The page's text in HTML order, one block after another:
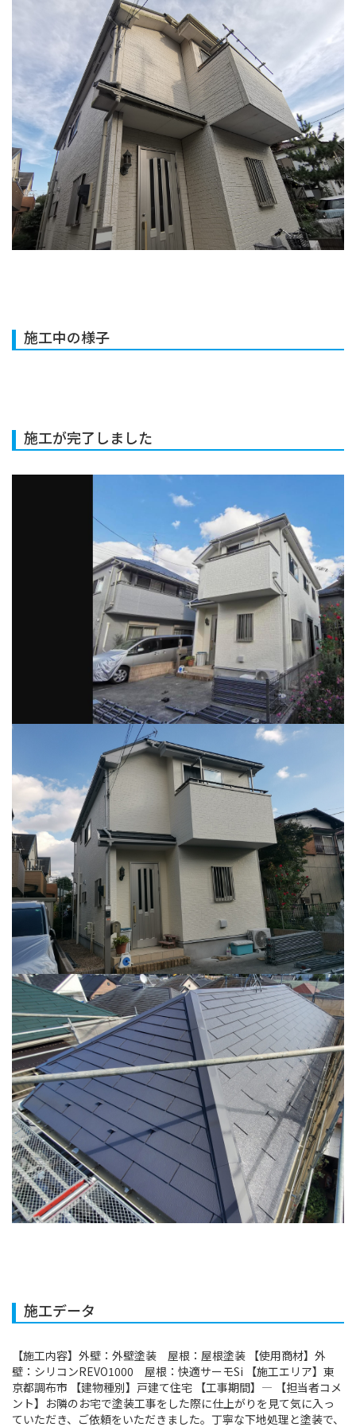
施工中の様子
施工が完了しました
施工データ
【施工内容】外壁：外壁塗装 屋根：屋根塗装 【使用商材】外
壁：シリコンREVO1000 屋根：快適サーモSi 【施工エリア】東
京都調布市 【建物種別】戸建て住宅 【工事期間】― 【担当者コメ
ント】お隣のお宅で塗装工事をした際に仕上がりを見て気に入っ
ていただき、ご依頼をいただきました。丁寧な下地処理と塗装で、